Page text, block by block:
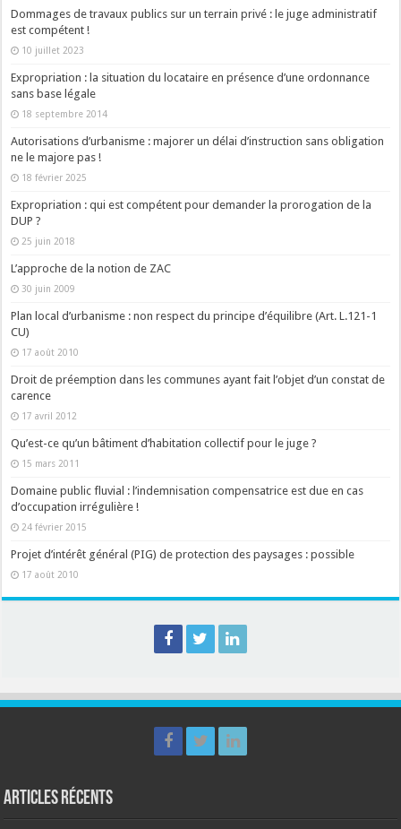
Dommages de travaux publics sur un terrain privé : le juge administratif
est compétent !
10 juillet 2023
Expropriation : la situation du locataire en présence d’une ordonnance
sans base légale
18 septembre 2014
Autorisations d’urbanisme : majorer un délai d’instruction sans obligation
ne le majore pas !
18 février 2025
Expropriation : qui est compétent pour demander la prorogation de la
DUP ?
25 juin 2018
L’approche de la notion de ZAC
30 juin 2009
Plan local d’urbanisme : non respect du principe d’équilibre (Art. L.121-1
CU)
17 août 2010
Droit de préemption dans les communes ayant fait l’objet d’un constat de
carence
17 avril 2012
Qu’est-ce qu’un bâtiment d’habitation collectif pour le juge ?
15 mars 2011
Domaine public fluvial : l’indemnisation compensatrice est due en cas
d’occupation irrégulière !
24 février 2015
Projet d’intérêt général (PIG) de protection des paysages : possible
17 août 2010
Articles récents